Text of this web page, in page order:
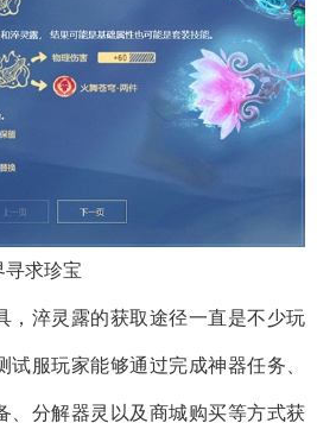
寻求珍宝
，淬灵露的获取途径一直是不少玩
服玩家能够通过完成神器任务、
、分解器灵以及商城购买等方式获